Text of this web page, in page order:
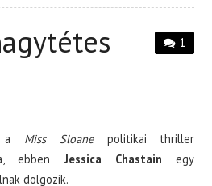
1
a Miss Sloanepolitikai thriller
ebben Jessica Chastain egy
dolgozik.